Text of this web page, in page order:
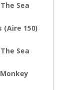
Sea
(Aire 150)
Sea